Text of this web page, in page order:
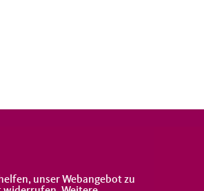
unser Webangebot zu